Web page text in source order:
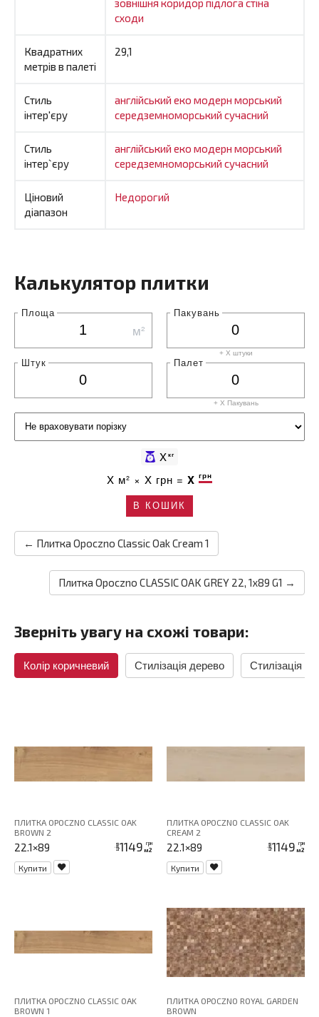
зовнішня коридор підлога стіна
сходи
Квадратних
метрів в палеті
29,1
Стиль
інтер'єру
англійський еко модерн морський
середземноморський сучасний
Стиль
інтер`єру
англійський еко модерн морський
середземноморський сучасний
Ціновий
діапазон
Недорогий
Калькулятор плитки
Площа
м²
Пакувань
+ X штуки
Штук Палет
+ X Пакувань
Xкг
X м² × X грн = X грн
В КОШИК
← Плитка Opoczno Classic Oak Cream 1
Плитка Opoczno CLASSIC OAK GREY 22, 1x89 G1 →
Зверніть увагу на схожі товари:
Колір коричневий Стилізація дерево Стилізація
ПЛИТКА OPOCZNO CLASSIC OAK
BROWN 2
22.1×89 ціна1149 грн
м2
Купити
ПЛИТКА OPOCZNO CLASSIC OAK
CREAM 2
22.1×89 ціна1149 грн
м2
Купити
ПЛИТКА OPOCZNO CLASSIC OAK
BROWN 1
ПЛИТКА OPOCZNO ROYAL GARDEN
BROWN